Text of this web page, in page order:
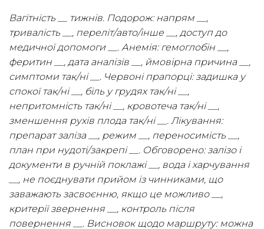
Вагітність __ тижнів. Подорож: напрям __,
тривалість __, переліт/авто/інше __, доступ до
медичної допомоги __. Анемія: гемоглобін __,
феритин __, дата аналізів __, ймовірна причина __,
симптоми так/ні __. Червоні прапорці: задишка у
спокої так/ні __, біль у грудях так/ні __,
непритомність так/ні __, кровотеча так/ні __,
зменшення рухів плода так/ні __. Лікування:
препарат заліза __, режим __, переносимість __,
план при нудоті/закрепі __. Обговорено: залізо і
документи в ручній поклажі __, вода і харчування
__, не поєднувати прийом із чинниками, що
заважають засвоєнню, якщо це можливо __,
критерії звернення __, контроль після
повернення __. Висновок щодо маршруту: можна